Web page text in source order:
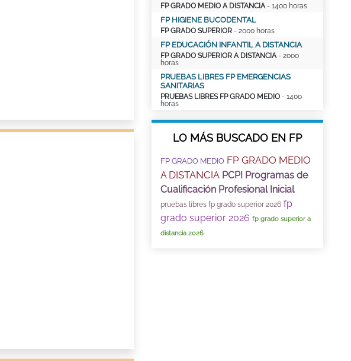
FP GRADO MEDIO A DISTANCIA- 1400 horas
FP HIGIENE BUCODENTAL
FP GRADO SUPERIOR - 2000 horas
FP EDUCACIÓN INFANTIL A DISTANCIA
FP GRADO SUPERIOR A DISTANCIA- 2000
horas
PRUEBAS LIBRES FP EMERGENCIAS
SANITARIAS
PRUEBAS LIBRES FP GRADO MEDIO - 1400
horas
LO MÁS BUSCADO EN FP
FP GRADO MEDIO FP GRADO MEDIO
A DISTANCIA PCPI Programas de
Cualificación Profesional Inicial
pruebas libres fp grado superior 2026 fp
grado superior 2026 fp grado superior a
distancia 2026